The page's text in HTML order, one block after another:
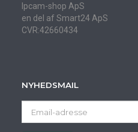
Ipcam-shop ApS
en del af Smart24 ApS
CVR:42660434
NYHEDSMAIL
adresse